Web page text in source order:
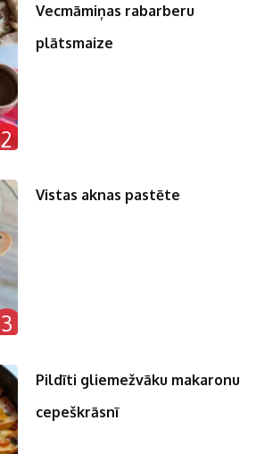
2
Vecmāmiņas rabarberu
plātsmaize
3
Vistas aknas pastēte
Pildīti gliemežvāku makaronu
cepeškrāsnī